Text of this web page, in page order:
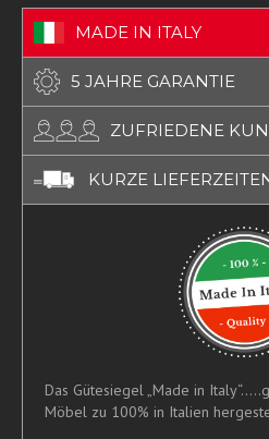
MADE IN ITALY
5 JAHRE GARANTIE
ZUFRIEDENE
KURZE
Das Gütesiegel „Made in
Möbel zu 100% in Italien